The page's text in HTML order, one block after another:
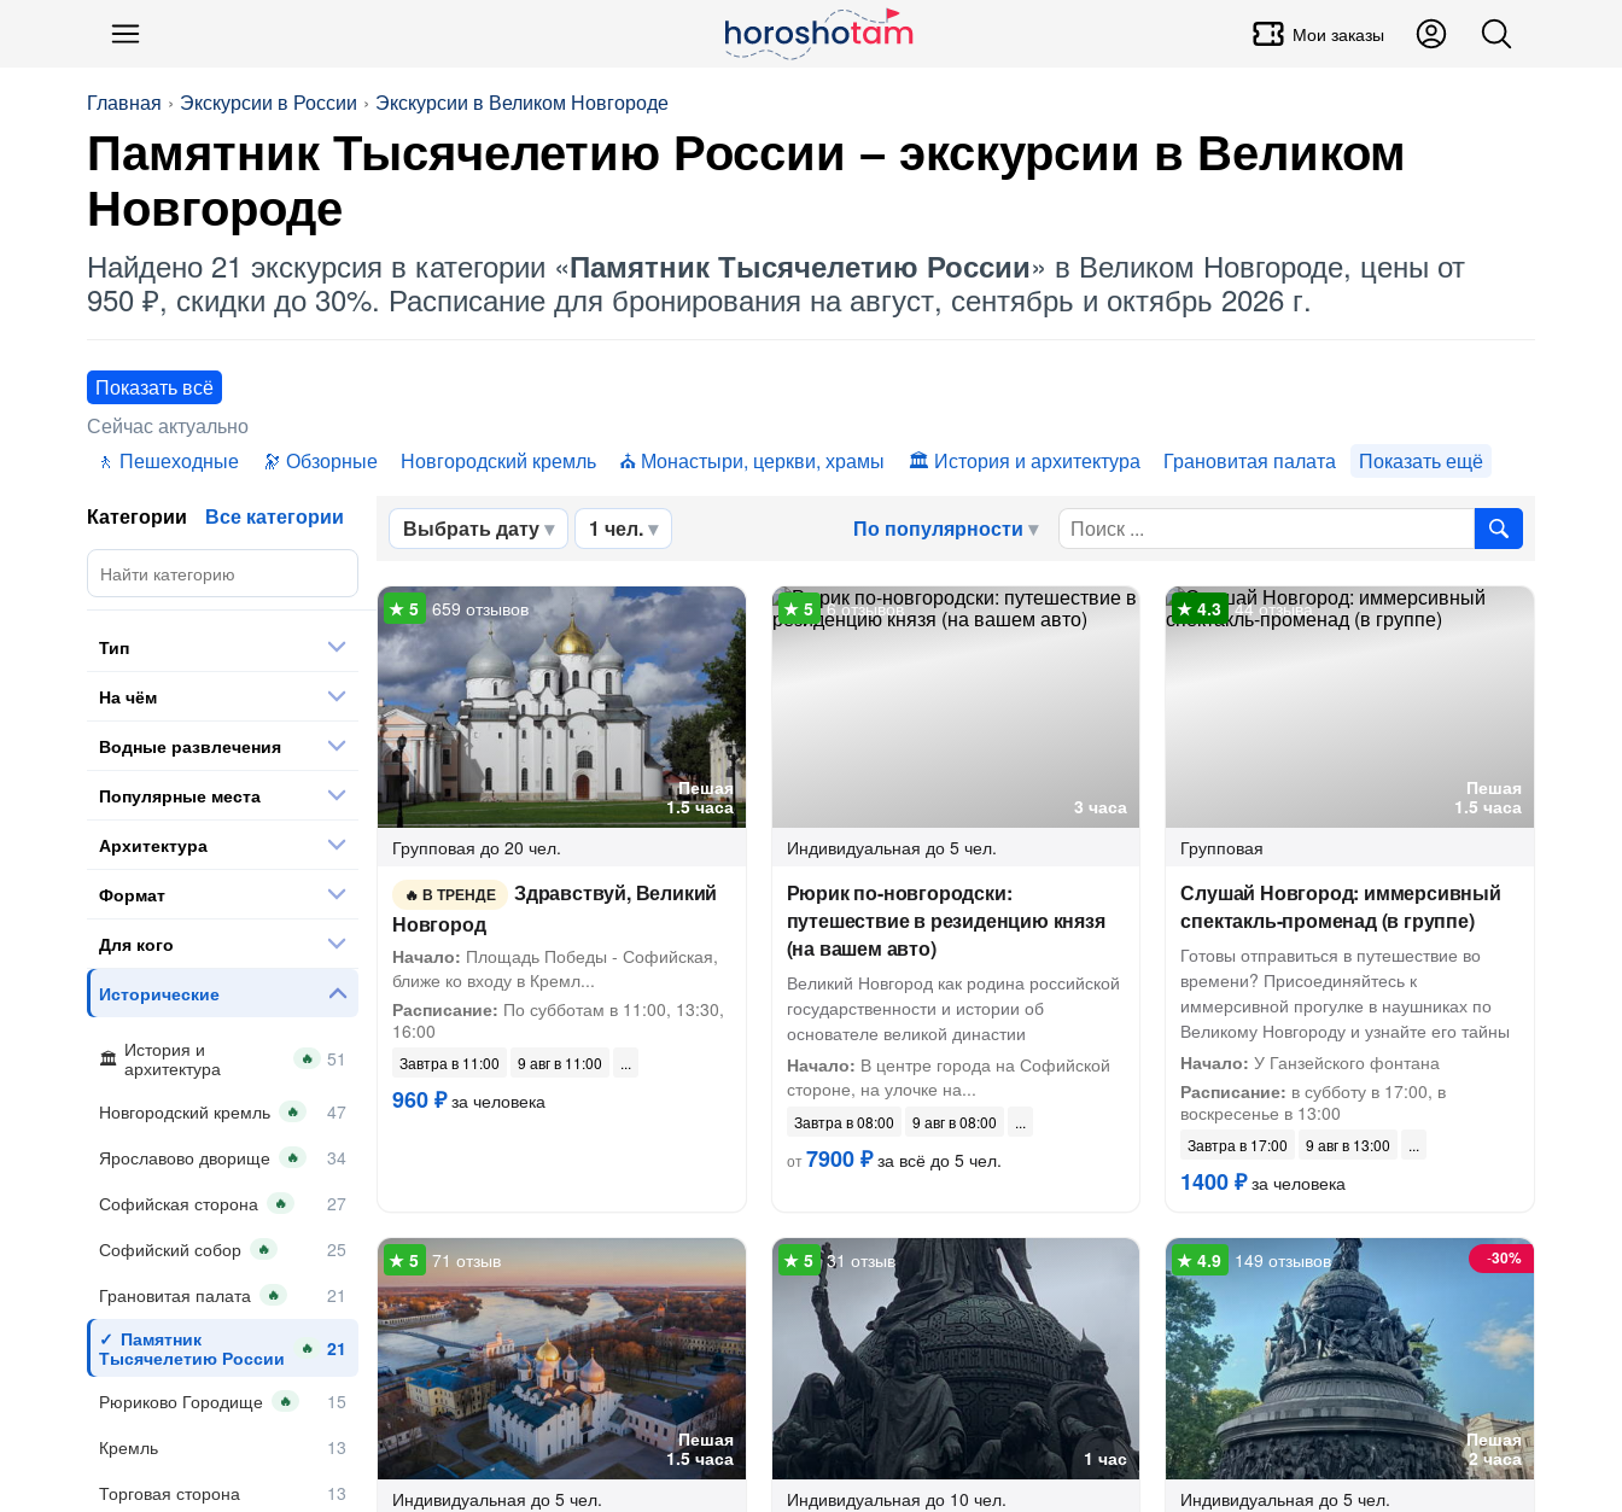
Мои заказы
Главная Экскурсии в России Экскурсии в Великом Новгороде
Памятник Тысячелетию России – экскурсии в Великом
Новгороде
Найдено 21 экскурсия в категории «Памятник Тысячелетию России» в Великом Новгороде, цены от
950 ₽, скидки до 30%. Расписание для бронирования на август, сентябрь и октябрь 2026 г.
Показать всё
Сейчас актуально
Пешеходные
Обзорные Новгородский кремль Монастыри, церкви, храмы История и архитектура Грановитая палата Показать ещё
Выбрать дату 1 чел. По популярности
Пешая
1.5 часа
659 отзывов
Групповая до 20 чел.
В ТРЕНДЕ
Здравствуй, Великий
Новгород
Начало: Площадь Победы - Софийская,
ближе ко входу в Кремл...
Расписание: По субботам в 11:00, 13:30,
16:00
Завтра в 11:00 9 авг в 11:00
960 ₽за человека
3 часа
6 отзывов
Индивидуальная до 5 чел.
Рюрик по-новгородски:
путешествие в резиденцию князя
(на вашем авто)
Великий Новгород как родина российской
государственности и истории об
основателе великой династии
Начало: В центре города на Софийской
стороне, на улочке на...
Завтра в 08:00
9 авг в 08:00
от7900 ₽за всё до 5 чел.
Пешая
1.5 часа
44 отзыва
Групповая
Слушай Новгород: иммерсивный
спектакль-променад (в группе)
Готовы отправиться в путешествие во
времени? Присоединяйтесь к
иммерсивной прогулке в наушниках по
Великому Новгороду и узнайте его тайны
Начало: У Ганзейского фонтана
Расписание: в субботу в 17:00, в
воскресенье в 13:00
Завтра в 17:00 9 авг в 13:00
1400 ₽за человека
Пешая
1.5 часа
71 отзыв
Индивидуальная до 5 чел.
1 час
31 отзыв
Индивидуальная до 10 чел.
Пешая
2 часа
-30%
149 отзывов
Индивидуальная до 5 чел.
Категории Все категории
Тип
На чём
Водные развлечения
Популярные места
Архитектура
Формат
Для кого
Исторические
История и
архитектура
🔥
Новгородский кремль 🔥
Ярославово дворище 🔥
Софийская сторона 🔥
Софийский собор 🔥
Грановитая палата 🔥
Памятник
Тысячелетию России
🔥
Рюриково Городище 🔥
Кремль
Торговая сторона